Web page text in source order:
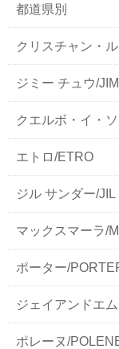
都道県別
クリスチャン・
ジミー チュウ/
クエルボ・イ・
エトロ/ETRO
ジル サンダー/
マックスマーラ/
ポーター/
ジェイアンドエ
ポレーヌ/